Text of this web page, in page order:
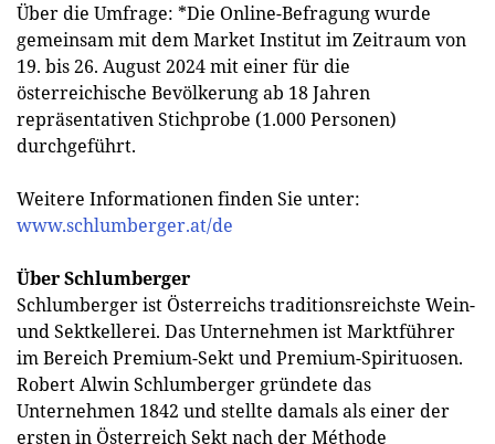
Über die Umfrage: *Die Online-Befragung wurde
gemeinsam mit dem Market Institut im Zeitraum von
19. bis 26. August 2024 mit einer für die
österreichische Bevölkerung ab 18 Jahren
repräsentativen Stichprobe (1.000 Personen)
durchgeführt.
Weitere Informationen finden Sie unter:
www.schlumberger.at/de
Über Schlumberger
Schlumberger ist Österreichs traditionsreichste Wein-
und Sektkellerei. Das Unternehmen ist Marktführer
im Bereich Premium-Sekt und Premium-Spirituosen.
Robert Alwin Schlumberger gründete das
Unternehmen 1842 und stellte damals als einer der
ersten in Österreich Sekt nach der Méthode